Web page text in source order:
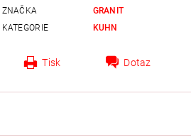
ZNAČKA
GRANIT
KATEGORIE
KUHN
Tisk Dotaz